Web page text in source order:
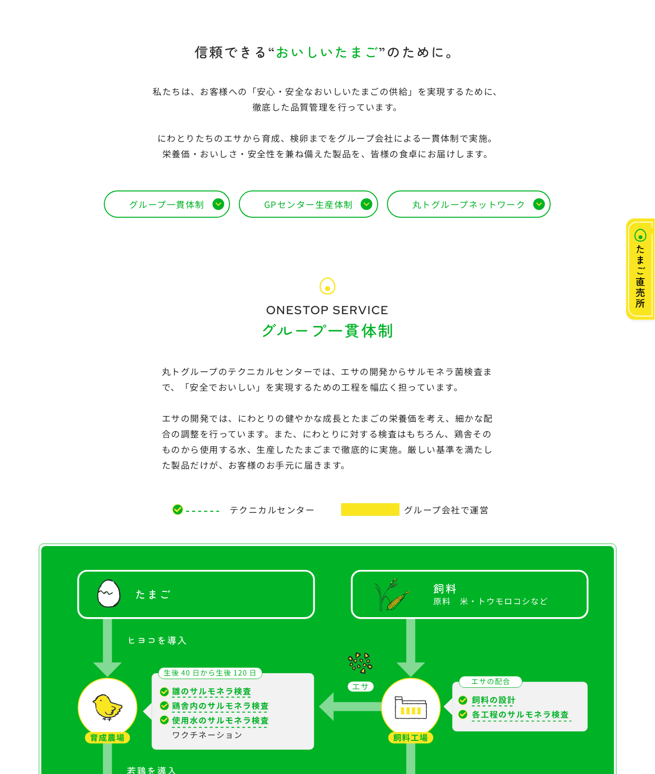
信頼できる“おいしいたまご”のために。
私たちは、お客様への「安心・安全なおいしいたまごの供給」を実現するために、
徹底した品質管理を行っています。
にわとりたちのエサから育成、検卵までをグループ会社による一貫体制で実施。
栄養価・おいしさ・安全性を兼ね備えた製品を、皆様の食卓にお届けします。
グループ一貫体制 expand_more GPセンター生産体制 expand_more 丸トグループネットワーク expand_more
ONESTOP SERVICE
グループ一貫体制
丸トグループのテクニカルセンターでは、エサの開発からサルモネラ菌検査ま
で、「安全でおいしい」を実現するための工程を幅広く担っています。
エサの開発では、にわとりの健やかな成長とたまごの栄養価を考え、細かな配
合の調整を行っています。また、にわとりに対する検査はもちろん、鶏舎その
ものから使用する水、生産したたまごまで徹底的に実施。厳しい基準を満たし
た製品だけが、お客様のお手元に届きます。
テクニカルセンター グループ会社で運営